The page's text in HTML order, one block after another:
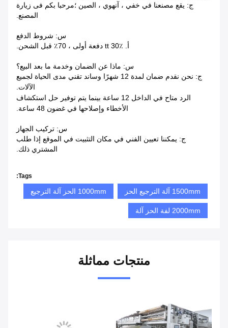
ج: يقع مصنعنا في خفي ، آنهوي ، الصين ؛مرحبا بكم فى زيارة
المصنع.
س: شروط الدفع
أ. tt 30٪ دفعة أولى ، 70٪ قبل الشحن.
س: ماذا عن الضمان وخدمة ما بعد البيع؟
ج: نحن نقدم ضمان لمدة 12 شهرًا وساند تقني مدى الحياة لجميع
الآلات.
الرد متاح في الداخل
12 ساعة بينما يتم توفير حل استكشاف
الأخطاء وإصلاحها في غضون 48 ساعة.
س: تركيب الجهاز
ج: يمكننا تعيين الفني في مكان التثبيت في الموقع إذا طلب
المشتري ذلك.
Tags:
1500mm آلة الترجيع الحز 1000mm الحز آلة الترجيع
2000mm لفة الحز آلة
منتجات مماثلة